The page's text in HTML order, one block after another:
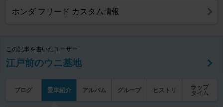
ホンダ フリード カスタム情報
この記事を書いたユーザー
江戸前のウニ基地
ブログ 愛車紹介 アルバム グループ ヒストリ
ラップ
タイム